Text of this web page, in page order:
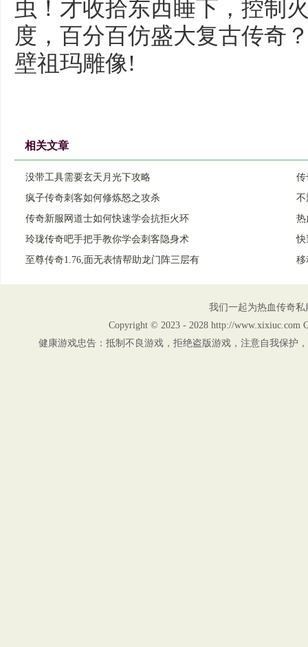
虫！才收拾东西睡下，控制
度，百分百仿盛大复古传奇
壁祖玛雕像!
相关文章
没带工具需要玄天月光下攻略
传
疯子传奇刺客如何修炼怒之攻杀
不
传奇新服网道士如何快速学会抗拒火环
热
玲珑传奇吧手把手教你学会刺客隐身术
快
至尊传奇1.76,面无表情帮助龙门阵三层有
移
我们一起为热血传奇
Copyright © 2023 - 2028 http://www.xixiuc.com
健康游戏忠告：抵制不良游戏，拒绝盗版游戏，注意自我保护